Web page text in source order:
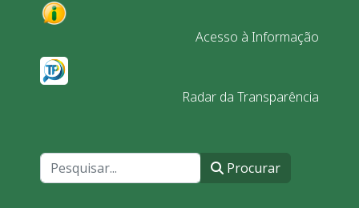
Acesso à Informação
Radar da Transparência
Procurar